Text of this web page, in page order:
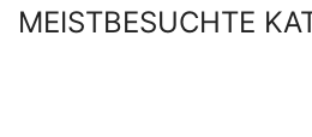
MEISTBESUCHTE